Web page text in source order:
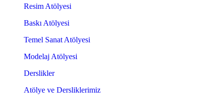
Resim Atölyesi
Baskı Atölyesi
Temel Sanat Atölyesi
Modelaj Atölyesi
Derslikler
Atölye ve Dersliklerimiz